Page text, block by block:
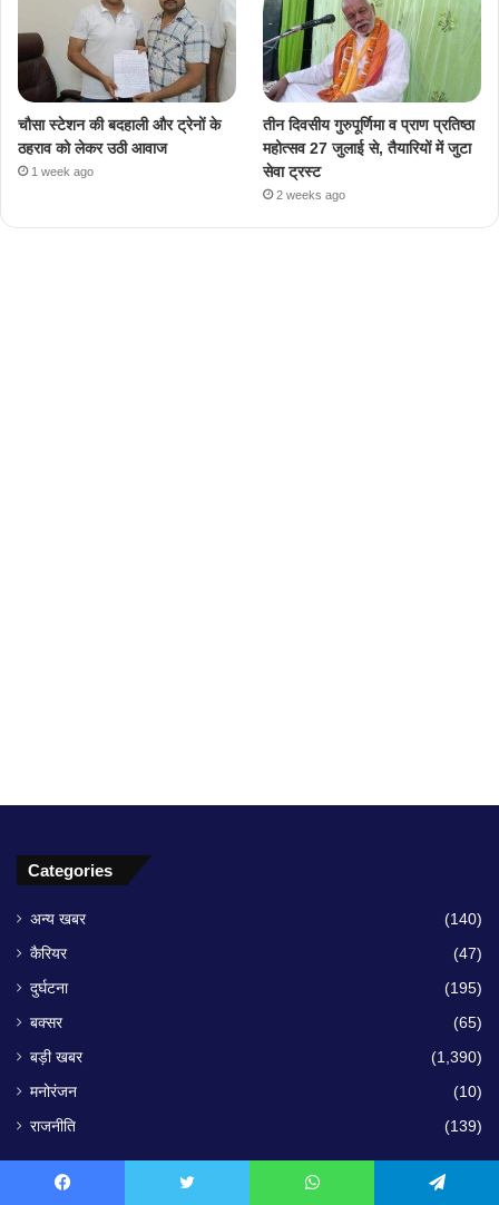
चौसा स्टेशन की बदहाली और ट्रेनों के
ठहराव को लेकर उठी आवाज
1 week ago
तीन दिवसीय गुरुपूर्णिमा व प्राण प्रतिष्ठा
महोत्सव 27 जुलाई से, तैयारियों में जुटा
सेवा ट्रस्ट
2 weeks ago
Categories
अन्य खबर (140)
कैरियर (47)
दुर्घटना (195)
बक्सर (65)
बड़ी खबर (1,390)
मनोरंजन (10)
राजनीति (139)